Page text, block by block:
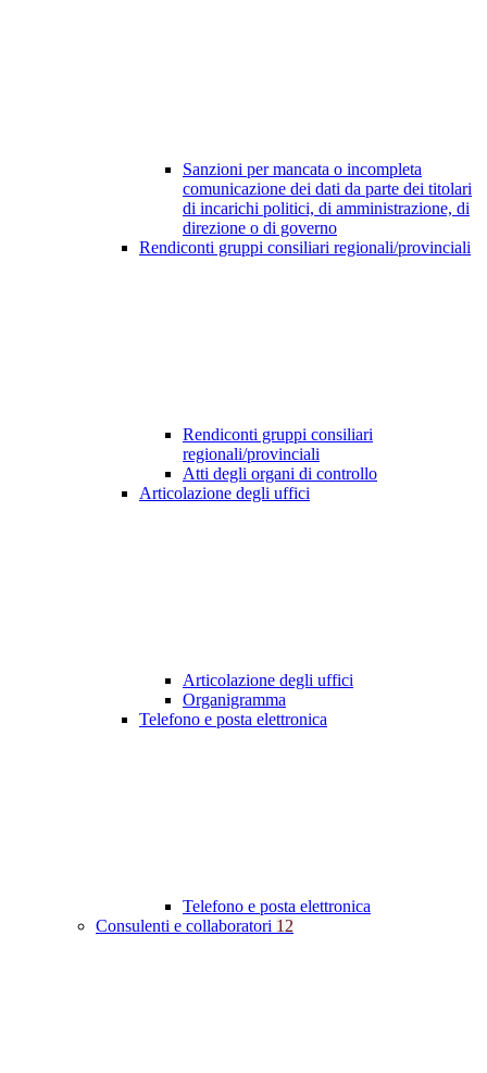
Sanzioni per mancata o incompleta
comunicazione dei dati da parte dei titolari
di incarichi politici, di amministrazione, di
direzione o di governo
Rendiconti gruppi consiliari regionali/provinciali
Rendiconti gruppi consiliari
regionali/provinciali
Atti degli organi di controllo
Articolazione degli uffici
Articolazione degli uffici
Organigramma
Telefono e posta elettronica
Telefono e posta elettronica
Consulenti e collaboratori 12